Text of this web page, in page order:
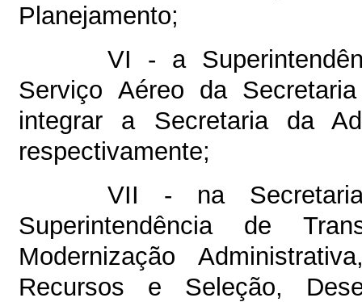
Planejamento;
VI - a
Serviço Aéreo da
integrar a Secretaria da
respectivamente;
VII - na
Superintendência de
Modernização
Recursos e Seleção,